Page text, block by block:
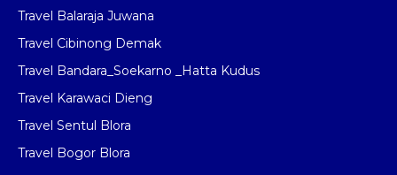
Travel Balaraja Juwana
Travel Cibinong Demak
Travel Bandara_Soekarno _Hatta Kudus
Travel Karawaci Dieng
Travel Sentul Blora
Travel Bogor Blora